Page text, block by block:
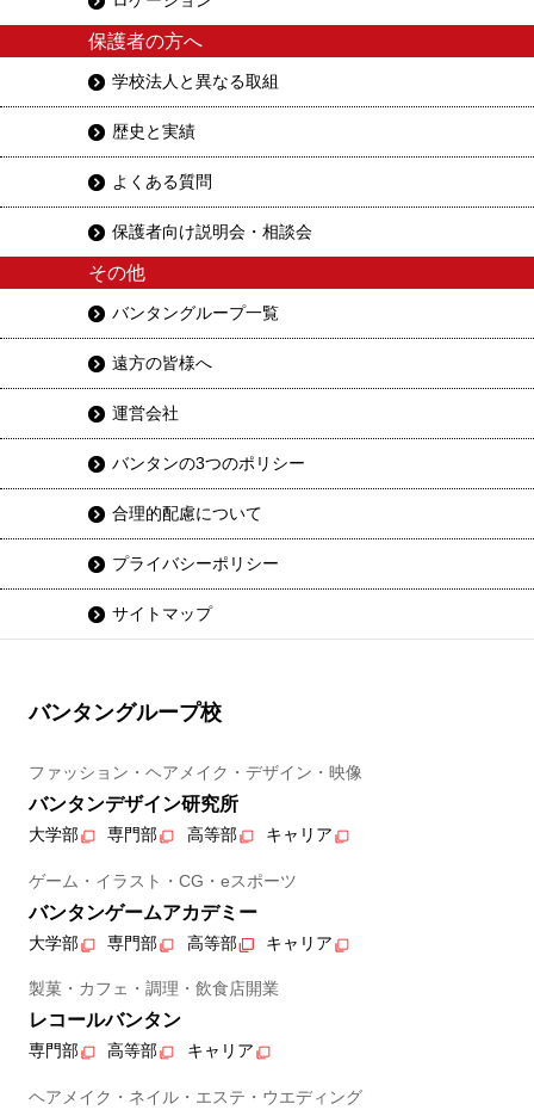
保護者の方へ
学校法人と異なる取組
歴史と実績
よくある質問
保護者向け説明会・相談会
その他
バンタングループ一覧
遠方の皆様へ
運営会社
バンタンの3つのポリシー
合理的配慮について
プライバシーポリシー
サイトマップ
バンタングループ校
ファッション・ヘアメイク・デザイン・映像
バンタンデザイン研究所
大学部 専門部 高等部 キャリア
ゲーム・イラスト・CG・eスポーツ
バンタンゲームアカデミー
大学部 専門部 高等部 キャリア
製菓・カフェ・調理・飲食店開業
レコールバンタン
専門部 高等部 キャリア
ヘアメイク・ネイル・エステ・ウエディング